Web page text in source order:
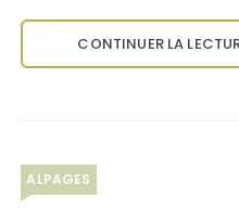
CONTINUER LA
ALPAGES